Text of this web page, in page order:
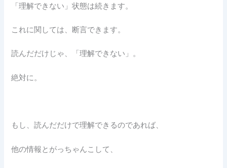
「理解できない」状態は続きます。
これに関しては、断言できます。
読んだだけじゃ、「理解できない」。
絶対に。
もし、読んだだけで理解できるのであれば、
他の情報とがっちゃんこして、